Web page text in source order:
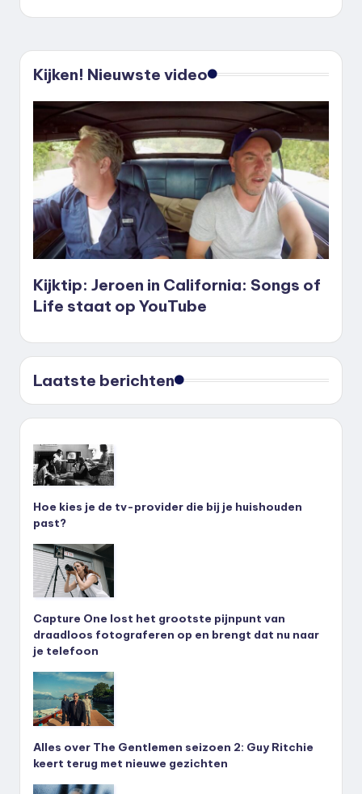
Kijken! Nieuwste video
Kijktip: Jeroen in California: Songs of
Life staat op YouTube
Laatste berichten
Hoe kies je de tv-provider die bij je huishouden
past?
Capture One lost het grootste pijnpunt van
draadloos fotograferen op en brengt dat nu naar
je telefoon
Alles over The Gentlemen seizoen 2: Guy Ritchie
keert terug met nieuwe gezichten